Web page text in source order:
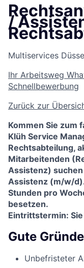
/
Multiservices
Ihr Arbeitsweg
Schnellbewerbung
Zurück zur
Kommen Sie zum
Klüh Service
Rechtsabteilung,
Mitarbeitenden
Assistenz)
Assistenz (m/w/
Stunden pro
besetzen.
Eintrittstermin:
Gute
Unbefristeter